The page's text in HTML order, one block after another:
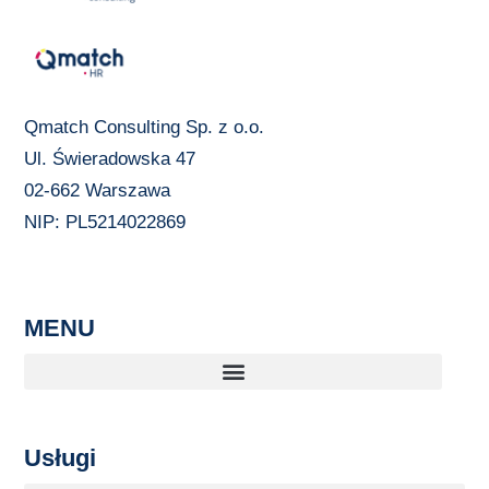
Qmatch Consulting Sp. z o.o.
Ul. Świeradowska 47
02-662 Warszawa
NIP: PL5214022869
MENU
Usługi